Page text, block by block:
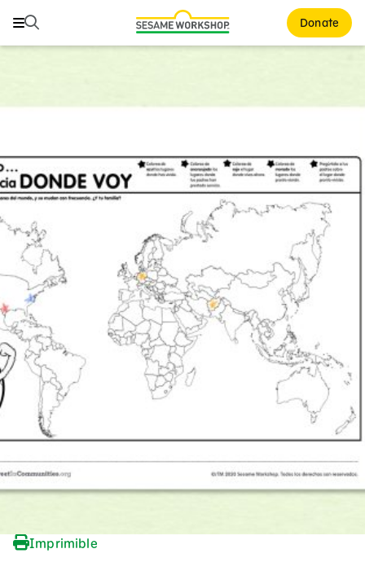
Buscar Donate
Buscar
Tough Topics
Courses and Webinars
Games and Storybooks
Our Work
About Us
Support Us
Imprimible